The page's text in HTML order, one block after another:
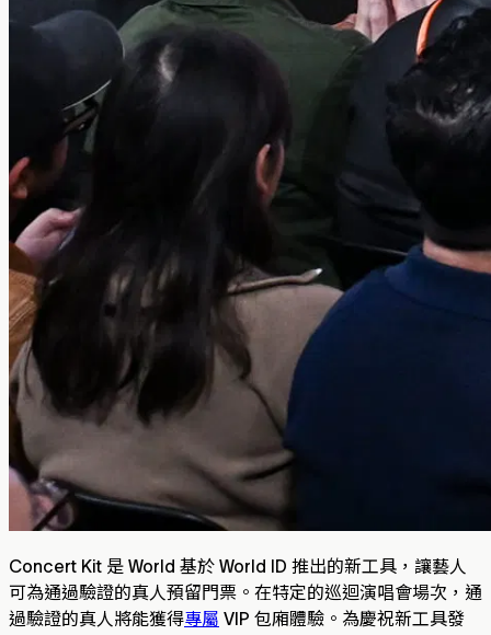
Concert Kit 是 World 基於 World ID 推出的新工具，讓藝人
可為通過驗證的真人預留門票。在特定的巡迴演唱會場次，通
過驗證的真人將能獲得專屬 VIP 包廂體驗。為慶祝新工具發